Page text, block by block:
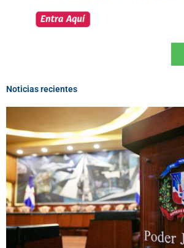
Noticias recientes